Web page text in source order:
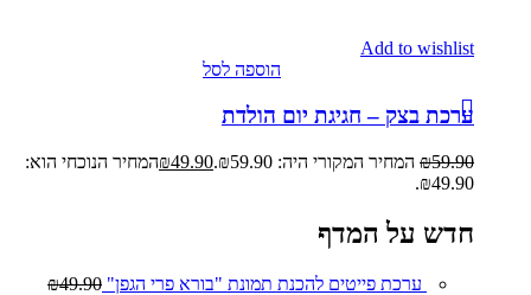
Add to wishlist
הוספה לסל
ערכת בצק – חגיגת יום הולדת
₪59.90 המחיר המקורי היה: ₪59.90. ₪49.90
המחיר הנוכחי הוא:
₪49.90.
חדש על המדף
ערכת פייטים להכנת תמונת "בורא פרי הגפן" ₪49.90